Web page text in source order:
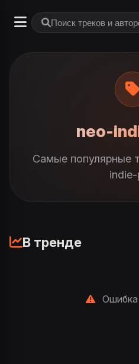
neo-
Самые популярные
В тренде
Ошибка